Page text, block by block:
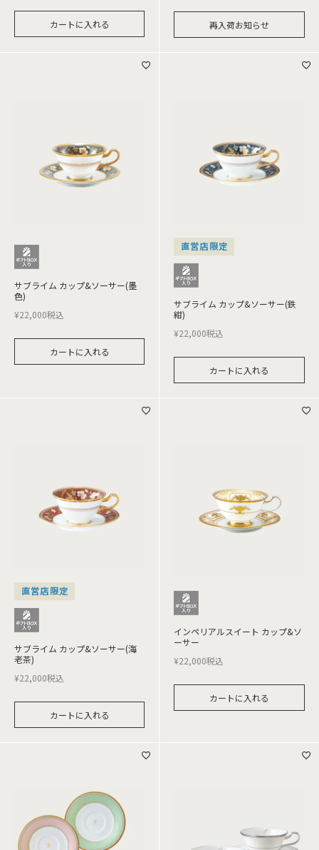
カートに入れる 再入荷お知らせ
サブライム カップ&ソーサー(墨
色)
¥22,000税込
カートに入れる
直営店限定
サブライム カップ&ソーサー(鉄
紺)
¥22,000税込
カートに入れる
直営店限定
サブライム カップ&ソーサー(海
老茶)
¥22,000税込
カートに入れる
インペリアルスイート カップ&ソ
ーサー
¥22,000税込
カートに入れる